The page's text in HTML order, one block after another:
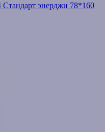
энерджи 78*160